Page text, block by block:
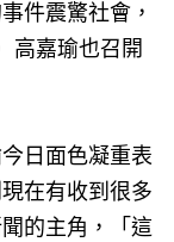
件震驚社會，
高嘉瑜也召開
日面色凝重表
在有收到很多
的主角，「這